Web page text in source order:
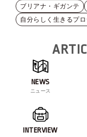
ブリアナ・ギガンテ
自分らしく生きるプロ
NEWS
ニュース
INTERVIEW